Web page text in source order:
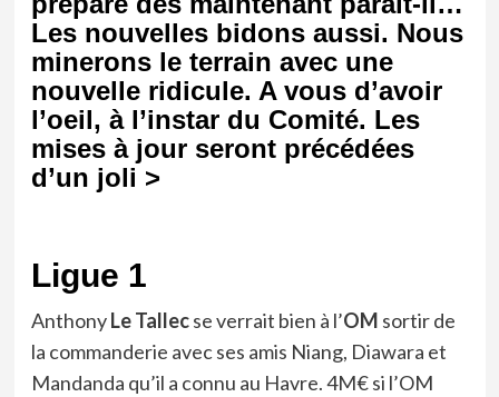
Les nouvelles bidons aussi. Nous
minerons le terrain avec une
nouvelle ridicule. A vous d’avoir
l’oeil, à l’instar du Comité. Les
mises à jour seront précédées
d’un joli >
Ligue 1
AnthonyLe Tallecse verrait bien à l’OM sortir de
la commanderie avec ses amis Niang, Diawara et
Mandanda qu’il a connu au Havre. 4M€ si l’OM